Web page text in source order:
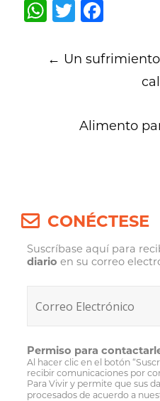
WhatsApp
Twitter
navigation
← Un
Alimento
CONÉCTESE
Suscríbase aquí para
diario en su correo
Permiso para
Al hacer clic en el botón
recibir comunicaciones por
Para Vivir y permite que sus
procesados de acuerdo a